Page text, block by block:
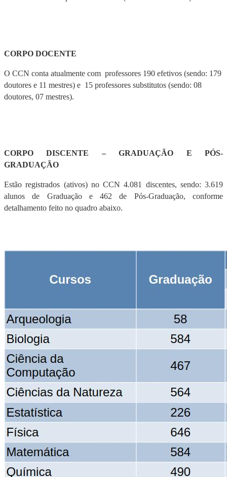
CORPO DOCENTE
O CCN conta atualmente com professores 190 efetivos (sendo: 179
doutores e 11 mestres) e 15 professores substitutos (sendo: 08
doutores, 07 mestres).
CORPO DISCENTE – GRADUAÇÃO E PÓS-
GRADUAÇÃO
Estão registrados (ativos) no CCN 4.081 discentes, sendo: 3.619
alunos de Graduação e 462 de Pós-Graduação, conforme
detalhamento feito no quadro abaixo.